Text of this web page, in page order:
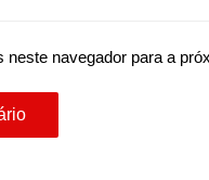
neste navegador para a